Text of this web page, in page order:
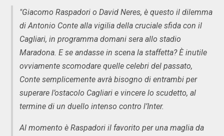
"Giacomo Raspadori o David Neres, è questo il dilemma
di Antonio Conte alla vigilia della cruciale sfida con il
Cagliari, in programma domani sera allo stadio
Maradona. E se andasse in scena la staffetta? È inutile
ovviamente scomodare quelle celebri del passato,
Conte semplicemente avrà bisogno di entrambi per
superare l’ostacolo Cagliari e vincere lo scudetto, al
termine di un duello intenso contro l’Inter.
Al momento è Raspadori il favorito per una maglia da